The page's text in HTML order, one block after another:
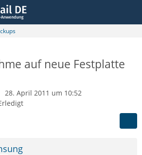
auf neue Festplatte
28. April 2011 um 10:52